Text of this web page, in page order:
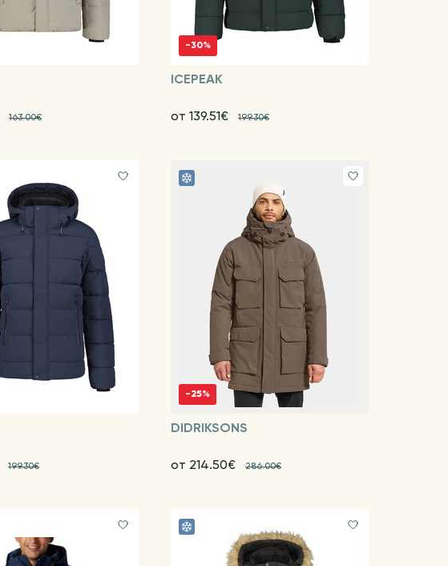
163.00€
-30%
ICEPEAK
от 139.51€ 199.30€
199.30€
-25%
DIDRIKSONS
от 214.50€ 286.00€